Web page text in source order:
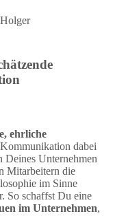
ehrliche
dabei
Deines Unternehmen
Mitarbeitern die
im Sinne
So schaffst Du eine
im Unternehmen,